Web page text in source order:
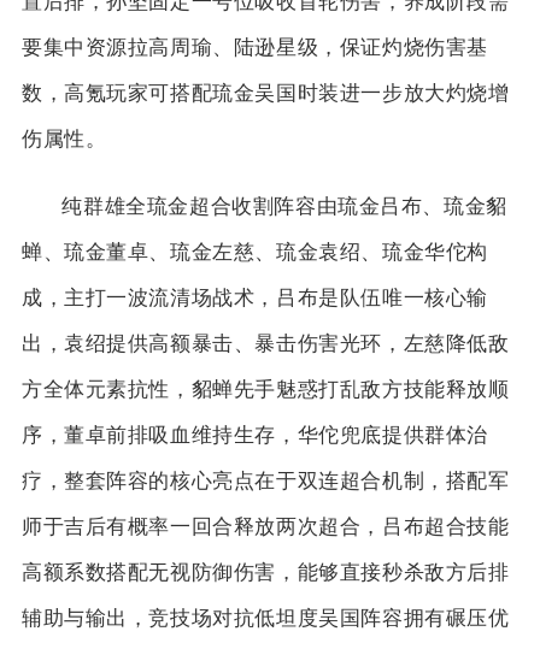
要集中资源拉高周瑜、陆逊星级，保证灼烧伤害基
数，高氪玩家可搭配琉金吴国时装进一步放大灼烧增
伤属性。
纯群雄全琉金超合收割阵容由琉金吕布、琉金貂
蝉、琉金董卓、琉金左慈、琉金袁绍、琉金华佗构
成，主打一波流清场战术，吕布是队伍唯一核心输
出，袁绍提供高额暴击、暴击伤害光环，左慈降低敌
方全体元素抗性，貂蝉先手魅惑打乱敌方技能释放顺
序，董卓前排吸血维持生存，华佗兜底提供群体治
疗，整套阵容的核心亮点在于双连超合机制，搭配军
师于吉后有概率一回合释放两次超合，吕布超合技能
高额系数搭配无视防御伤害，能够直接秒杀敌方后排
辅助与输出，竞技场对抗低坦度吴国阵容拥有碾压优